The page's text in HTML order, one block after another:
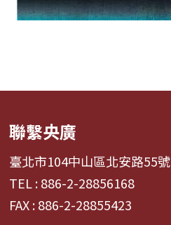
聯繫央廣
臺北市104中山區北安路55號
TEL : 886-2-28856168
FAX : 886-2-28855423